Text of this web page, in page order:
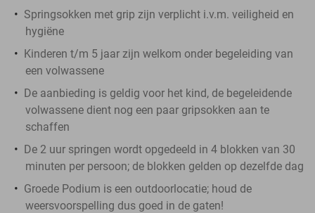
Springsokken met grip zijn verplicht i.v.m. veiligheid en
hygiëne
Kinderen t/m 5 jaar zijn welkom onder begeleiding van
een volwassene
De aanbieding is geldig voor het kind, de begeleidende
volwassene dient nog een paar gripsokken aan te
schaffen
De 2 uur springen wordt opgedeeld in 4 blokken van 30
minuten per persoon; de blokken gelden op dezelfde dag
Groede Podium is een outdoorlocatie; houd de
weersvoorspelling dus goed in de gaten!